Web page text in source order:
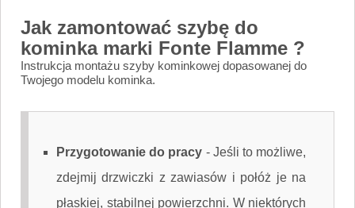
Jak zamontować szybę do
kominka marki Fonte Flamme ?
Instrukcja montażu szyby kominkowej dopasowanej do
Twojego modelu kominka.
Przygotowanie do pracy - Jeśli to możliwe,
zdejmij drzwiczki z zawiasów i połóż je na
płaskiej, stabilnej powierzchni. W niektórych